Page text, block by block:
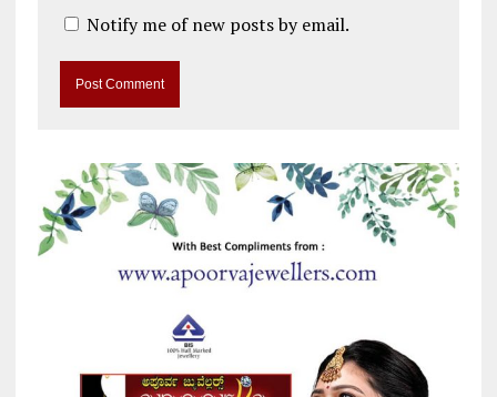
Notify me of new posts by email.
t
e
r